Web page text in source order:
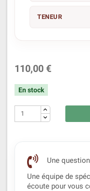
TENEUR
110,00 €
En stock
Une
Une équipe de
écoute pour vous